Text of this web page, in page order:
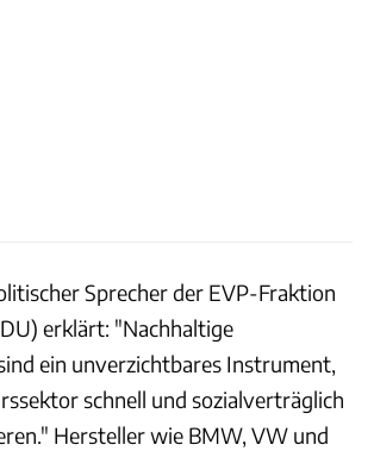
Sprecher der EVP-Fraktion
erklärt: "Nachhaltige
ein unverzichtbares Instrument,
schnell und sozialverträglich
Hersteller wie BMW, VW und